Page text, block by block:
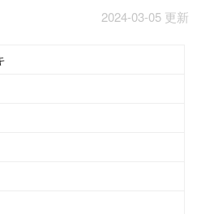
2024-03-05 更新